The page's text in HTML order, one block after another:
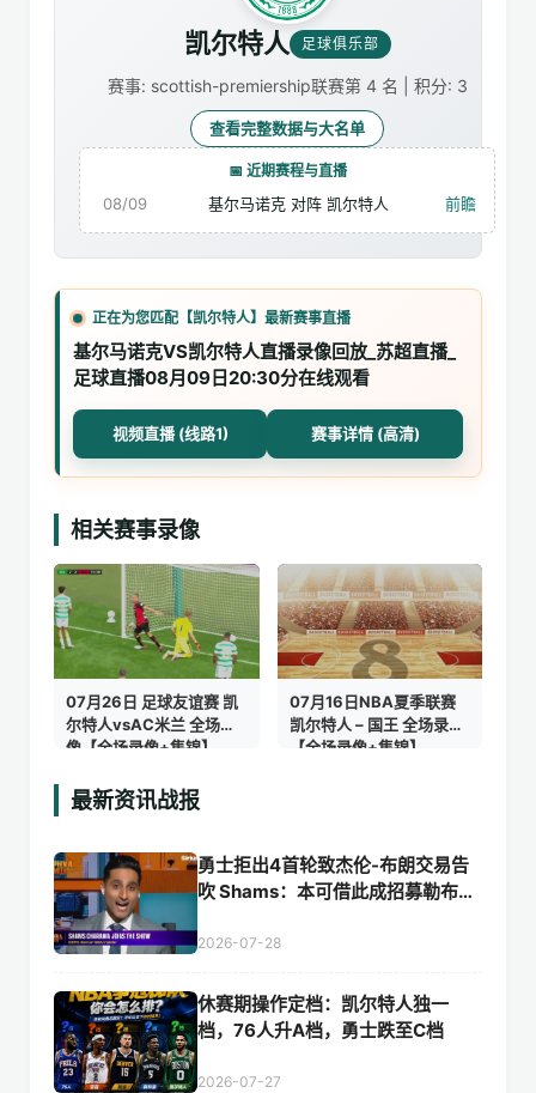
凯尔特人 足球俱乐部
赛事: scottish-premiership联赛第 4 名 | 积分: 3
查看完整数据与大名单
📅 近期赛程与直播
08/09 基尔马诺克 对阵 凯尔特人 前瞻
正在为您匹配【凯尔特人】最新赛事直播
基尔马诺克VS凯尔特人直播录像回放_苏超直播_
足球直播08月09日20:30分在线观看
视频直播 (线路1) 赛事详情 (高清)
相关赛事录像
07月26日 足球友谊赛 凯
尔特人vsAC米兰 全场录
像【全场录像+集锦】
07月16日NBA夏季联赛
凯尔特人 – 国王 全场录像
【全场录像+集锦】
最新资讯战报
勇士拒出4首轮致杰伦-布朗交易告
吹 Shams：本可借此成招募勒布朗
2026-07-28
休赛期操作定档：凯尔特人独一
档，76人升A档，勇士跌至C档
2026-07-27